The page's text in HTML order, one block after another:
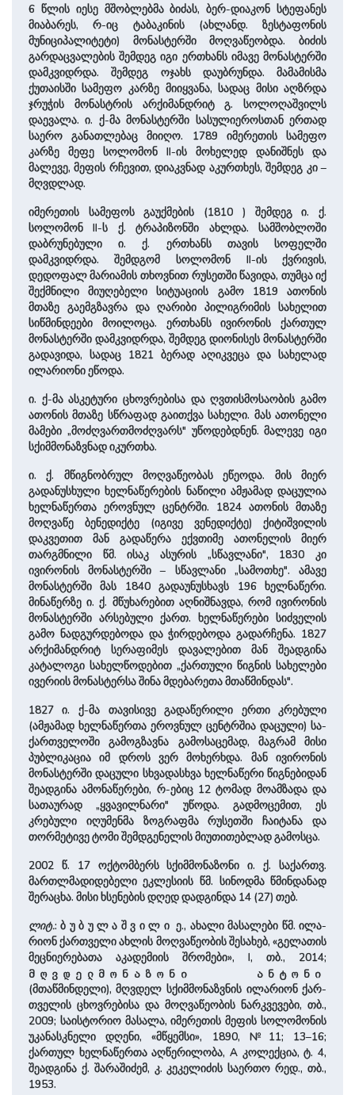
6 წლის იესე მშობლებმა ბიძას, ბერ-დიაკონ სტეფანეს
მიაბარეს, რ-იც ტაბაკინის (ახლანდ. ზესტაფონის
მუნიციპალიტეტი) მონასტერში მოღვაწეობდა. ბიძის
გარდაცვალების შემდეგ იგი ერთხანს იმავე მონასტერში
დამკვიდრდა. შემდეგ ოჯახს დაუბრუნდა. მამამისმა
ქუთაისში სამეფო კარზე მიიყვანა, სადაც მისი აღზრდა
ჯრუჭის მონასტრის არქიმანდრიტ გ. სოლოღაშვილს
დაევალა. ი. ქ-მა მონასტერში სასულიეროსთან ერთად
საერო განათლებაც მიიღო. 1789 იმერეთის სამეფო
კარზე მეფე სოლომონ II-ის მოხელედ დანიშნეს და
მალევე, მეფის რჩევით, დიაკვნად აკურთხეს, შემდეგ კი –
მღვდლად.
იმერეთის სამეფოს გაუქმების (1810 ) შემდეგ ი. ქ.
სოლომონ II-ს ქ. ტრაპიზონში ­ახლდა. სამშობლოში
დაბრუნებული ი. ქ. ერთხანს თავის სოფელში
დამკვიდრდა. შემდგომ სოლომონ II-ის ქვრივის,
დედოფალ მარიამის თხოვნით რუსეთში წავიდა, თუმცა იქ
შექმნილი მიუღებელი სიტუაციის გამო 1819 ათონის
მთაზე გაემგზავრა და ღარიბი პილიგრიმის სა­ხე­ლით
სიწმინდეები მოილო­ცა. ერთხანს ივირონის ქართულ
მონასტერში დამკვიდრდა, შემდეგ დიონისეს მონასტერში
გადავიდა, სადაც 1821 ბერად აღიკვეცა და სახელად
ილა­რიონი ეწოდა.
ი. ქ-მა ასკეტური ცხოვრებისა და ღვთისმოსაობის გამო
ათონის მთაზე სწრაფად გაითქვა სა­ხე­ლი. მას ათონელი
მამები „მოძღვართმოძღვარს" უწოდებდნენ. მალევე იგი
სქიმმონაზვნად იკურთხა.
ი. ქ. მწიგნობრულ მოღვაწეობას ეწეოდა. მის მიერ
გადანუსხული ხელნაწერების ნაწილი ამჟამად და­ცუ­ლია
ხელნაწერთა ეროვნულ ცენტრში. 1824 ათონის მთაზე
მოღვაწე ბენედიქტე (იგივე ვენედიქტე) ქიტი­შვილის
დაკვეთით მან გადაწერა ექვთიმე ათონელის მიერ
თარგმნილი წმ. ისაკ ასურის „სწავლანი", 1830 კი
ივირონის მონასტერში – სწავლანი „სამოთხე". ამავე
მონასტერში მას 1840 გადაუნუსხავს 196 ხელნაწერი.
მინაწერზე ი. ქ. მწუხარებით აღნიშნავდა, რომ ივირონის
მონასტერში არ­სე­ბუ­ლი ქართ. ხელნაწერები სიძველის
გამო ნადგურდებოდა და ჭირდებოდა გადარჩენა. 1827
არქიმანდრიტ სერაფიმეს დავალებით მან შეადგინა
კატალოგი სახელწოდებით „ქართული წიგნის სახელები
ივე­რიის მო­ნას­ტერსა შინა მდებარეთა მთაწმინდას".
1827 ი. ქ-მა თავისივე გა­და­წერი­ლი ერთი კრებული
(ამჟამად ხელნაწერთა ეროვნულ ცენტრშია და­ცუ­ლი) სა­
ქარ­თვე­ლო­ში გამოგზავნა გამოსაცემად, მაგრამ მისი
პუბლიკაცია იმ დროს ვერ მოხერხდა. მან ივირონის
მონასტერში დაცული სხვა­და­სხვა ხელნაწერი წიგნებიდან
შეადგინა ამონაწერები, რ-ებიც 12 ტომად მოამზადა და
სათაურად „ყვავილნარი" უწოდა. გადმოცემით, ეს
კრებული იღუმენმა ზოგრაფმა რუსეთში ჩაიტანა და
თორმეტივე ტომი შემდგენელის მიუთითებლად გამოსცა.
2002 წ. 17 ოქტომბერს სქიმმონაზონი ი. ქ. სა­ქართვ.
მართლმადიდებელი ეკლესიის წმ. სინოდმა წმინ­და­ნად
შერაცხა. მისი ხსენების დღედ დადგინდა 14 (27) თებ.
ლიტ.: ბ უ ბ უ ლ ა ­შ ვ ი ლ ი ე., ახალი მასალები წმ. ილა­
რიონ ქარ­თვე­ლი ახლის მოღვაწეობის შე­სა­ხებ, «გელათის
მეც­ნი­ე­რე­ბა­თა აკადემიის შრომები», I, თბ., 2014;
მღვდელმონაზონი ანტონი
(მთაწმინდელი), მღვდელ სქიმმონაზვნის ილა­რიონ ქარ­
თვე­ლის ცხოვრებისა და მოღვაწეობის ნარკვევები, თბ.,
2009; საისტორიო მასალა, იმერეთის მეფის სოლომონის
უკანასკნელი დღენი, «მწყემსი», 1890, №11; 13–16;
ქართულ ხელნაწერთა აღწერილობა, A კოლექცია, ტ. 4,
შეადგინა ქ. შარაშიძემ, კ. კეკელიძის საერთო რედ., თბ.,
1953.